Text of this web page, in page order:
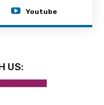
Youtube
US: